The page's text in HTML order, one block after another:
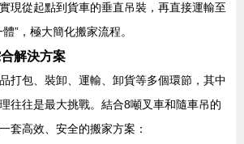
現從起點到貨車的垂直吊裝，再直接運輸至
”，極大簡化搬家流程。
解決方案
打包、裝卸、運輸、卸貨等多個環節，其中
往往是最大挑戰。結合8噸叉車和隨車吊的
套高效、安全的搬家方案：